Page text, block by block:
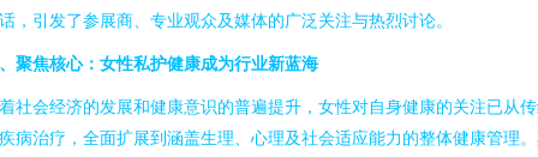
，引发了参展商、专业观众及媒体的广泛关注与热烈讨论。
聚焦核心：女性私护健康成为行业新蓝海
社会经济的发展和健康意识的普遍提升，女性对自身健康的关注已从
病治疗，全面扩展到涵盖生理、心理及社会适应能力的整体健康管理